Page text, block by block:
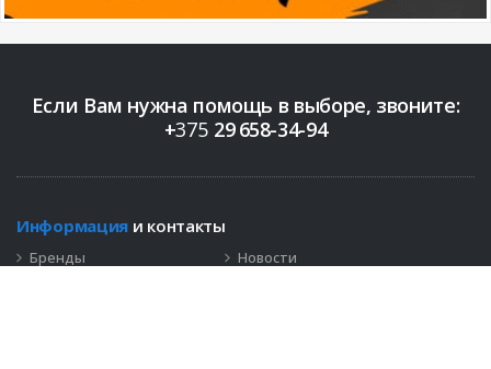
Если Вам нужна помощь в выборе, звоните:
+375 29658-34-94
Информация и контакты
Бренды
Новости